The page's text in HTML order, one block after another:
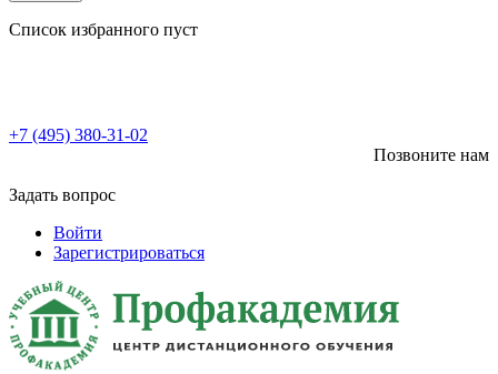
Список избранного пуст
+7 (495) 380-31-02
Позвоните нам
Задать вопрос
Войти
Зарегистрироваться